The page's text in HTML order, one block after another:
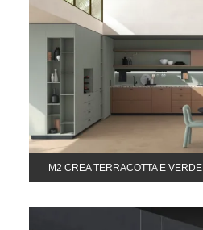
M2 CREA TERRACOTTA E VERDE